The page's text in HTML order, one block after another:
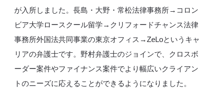
が入所しました。長島・大野・常松法律事務所→コロン
ビア大学ロースクール留学→クリフォードチャンス法律
事務所外国法共同事業の東京オフィス→ZeLoというキャ
リアの弁護士です。野村弁護士のジョインで、クロスボ
ーダー案件やファイナンス案件でより幅広いクライアン
トのニーズに応えることができるようになりました。